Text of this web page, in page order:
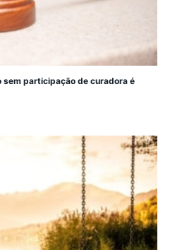
participação de curadora é